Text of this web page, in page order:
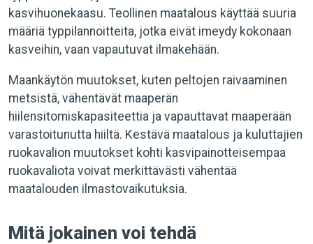
kasvihuonekaasu. Teollinen maatalous käyttää suuria
määriä typpilannoitteita, jotka eivät imeydy kokonaan
kasveihin, vaan vapautuvat ilmakehään.
Maankäytön muutokset, kuten peltojen raivaaminen
metsistä, vähentävät maaperän
hiilensitomiskapasiteettia ja vapauttavat maaperään
varastoitunutta hiiltä. Kestävä maatalous ja kuluttajien
ruokavalion muutokset kohti kasvipainotteisempaa
ruokavaliota voivat merkittävästi vähentää
maatalouden ilmastovaikutuksia.
Mitä jokainen voi tehdä